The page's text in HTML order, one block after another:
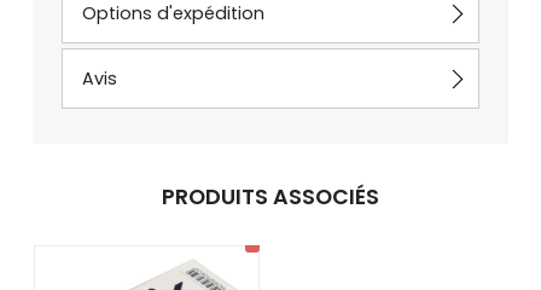
Options d'expédition
Avis
PRODUITS ASSOCIÉS